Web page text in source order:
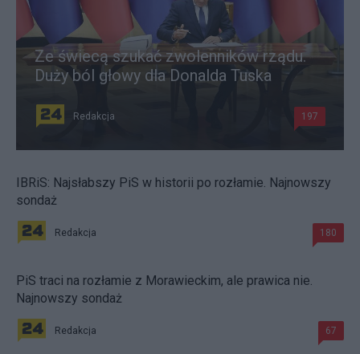
Ze świecą szukać zwolenników rządu.
Duży ból głowy dla Donalda Tuska
Redakcja 197
IBRiS: Najsłabszy PiS w historii po rozłamie. Najnowszy
sondaż
Redakcja 180
PiS traci na rozłamie z Morawieckim, ale prawica nie.
Najnowszy sondaż
Redakcja 67